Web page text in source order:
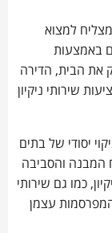
למצוא
באמצעות
את הבית, הדירה
שירותי ניקיון
יסודי של בתים
המבנה והסביבה
כמו גם שירותי
עצמן